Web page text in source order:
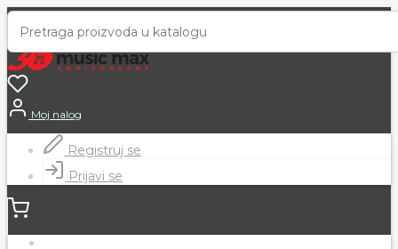
Moj nalog
Registruj se
Prijavi se